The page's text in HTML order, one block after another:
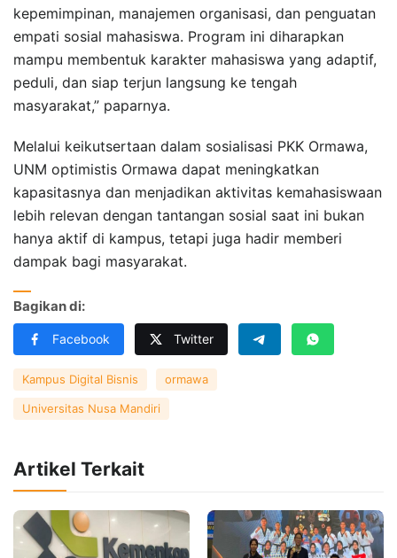
kepemimpinan, manajemen organisasi, dan penguatan
empati sosial mahasiswa. Program ini diharapkan
mampu membentuk karakter mahasiswa yang adaptif,
peduli, dan siap terjun langsung ke tengah
masyarakat,” paparnya.
Melalui keikutsertaan dalam sosialisasi PKK Ormawa,
UNM optimistis Ormawa dapat meningkatkan
kapasitasnya dan menjadikan aktivitas kemahasiswaan
lebih relevan dengan tantangan sosial saat ini bukan
hanya aktif di kampus, tetapi juga hadir memberi
dampak bagi masyarakat.
Bagikan di:
Facebook Twitter
Kampus Digital Bisnis ormawa
Universitas Nusa Mandiri
Artikel Terkait